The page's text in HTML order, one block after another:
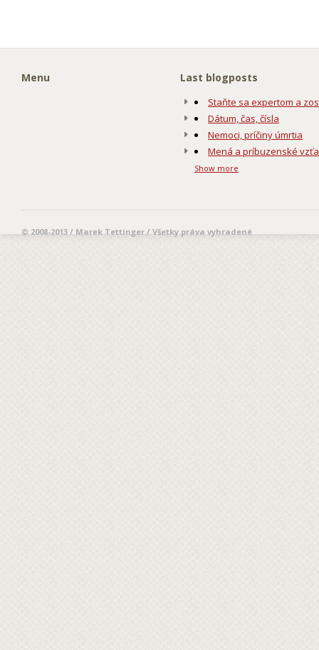
Menu Last blogposts
Staňte sa expertom a
Dátum, čas, čísla
Nemoci, príčiny úmrtia
Mená a príbuzenské
Show more
© 2008-2013 / Marek Tettinger / Všetky práva vyhradené